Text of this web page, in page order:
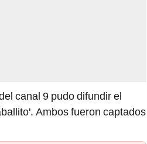
canal 9 pudo difundir el
Ambos fueron captados